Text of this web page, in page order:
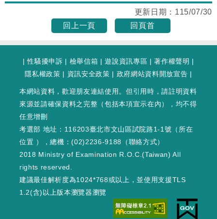
更新日期： 115/07/30
回上一頁
回頁首
|性騷擾申訴 | 檢舉信箱 |遊說資訊專區 |著作權聲明 |
隱私權政策 | 資訊安全政策 | 政府網站資料開放宣告 |
本網站資料，歡迎朋友連結使用。但引用時，請註明資料
來源並請確保資料之完整（包括本項宣示在內），均不得
任意增刪
考選部 地址：116203臺北市文山區試院路1-1號（ 所在
位置 ），總機：(02)2236-9188（聯絡方式）
2018 Ministry of Examination R.O.C.(Taiwan) All
rights reserved.
建議最佳解析度為1024*768或以上，並使用支援TLS
1.2(含)以上版本瀏覽器瀏覽